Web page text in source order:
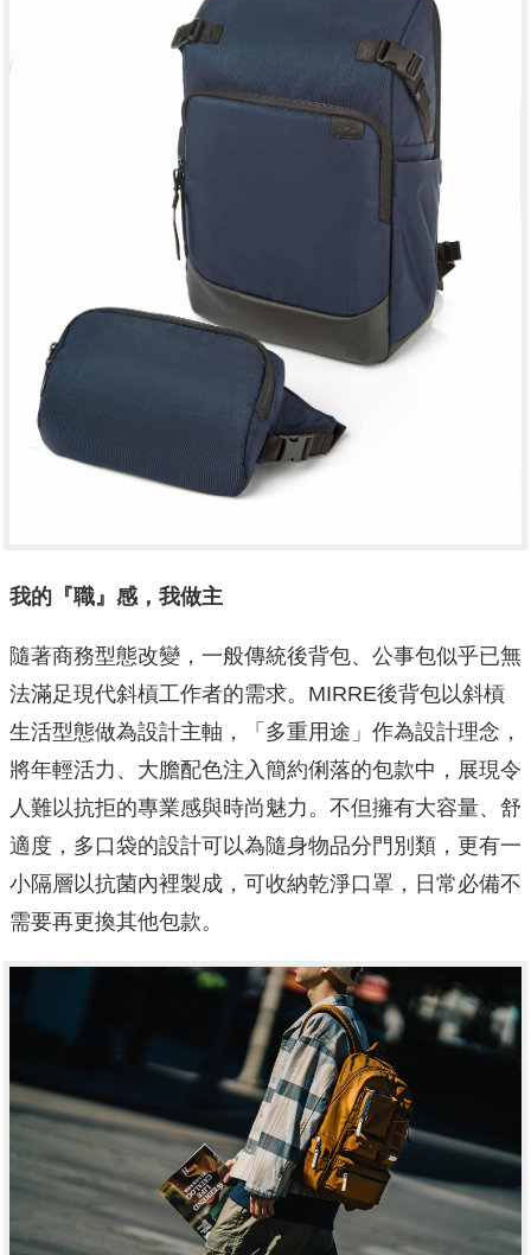
我的『職』感，我做主
隨著商務型態改變，一般傳統後背包、公事包似乎已無
法滿足現代斜槓工作者的需求。MIRRE後背包以斜槓
生活型態做為設計主軸，「多重用途」作為設計理念，
將年輕活力、大膽配色注入簡約俐落的包款中，展現令
人難以抗拒的專業感與時尚魅力。不但擁有大容量、舒
適度，多口袋的設計可以為隨身物品分門別類，更有一
小隔層以抗菌內裡製成，可收納乾淨口罩，日常必備不
需要再更換其他包款。